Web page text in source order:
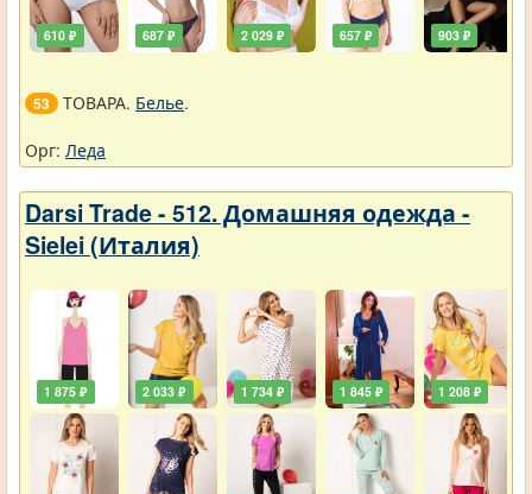
610 ₽ 687 ₽ 2 029 ₽ 657 ₽ 903 ₽
53 ТОВАРА. Белье.
Орг: Леда
Darsi Trade - 512. Домашняя одежда -
Sielei (Италия)
1 875 ₽ 2 033 ₽ 1 734 ₽ 1 845 ₽ 1 208 ₽